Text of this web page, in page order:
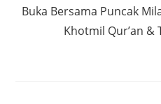
Buka Bersama Puncak
Khotmil Qur’an &